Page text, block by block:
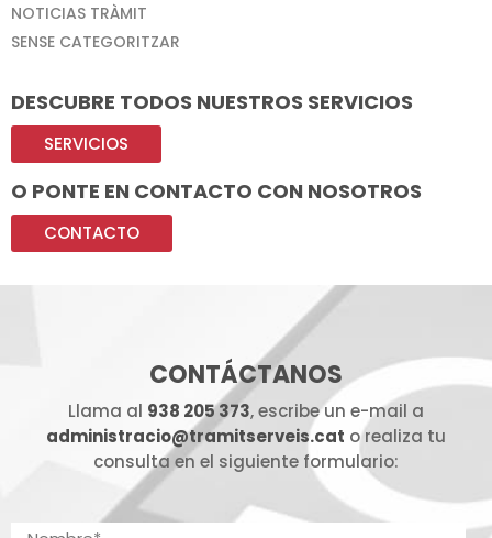
NOTICIAS TRÀMIT
SENSE CATEGORITZAR
DESCUBRE TODOS NUESTROS SERVICIOS
SERVICIOS
O PONTE EN CONTACTO CON NOSOTROS
CONTACTO
CONTÁCTANOS
Llama al 938 205 373, escribe un e-mail a
administracio@tramitserveis.cat o realiza tu
consulta en el siguiente formulario: